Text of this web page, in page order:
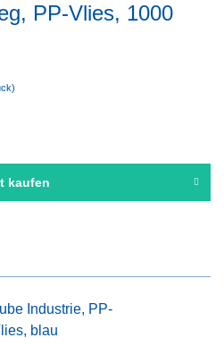
PP-Vlies, 1000
kaufen